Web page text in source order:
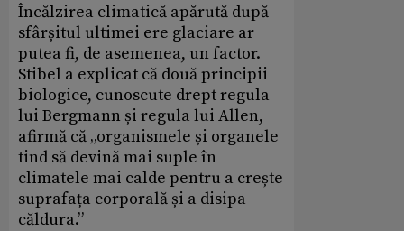
Încălzirea climatică apărută după
sfârșitul ultimei ere glaciare ar
putea fi, de asemenea, un factor.
Stibel a explicat că două principii
biologice, cunoscute drept regula
lui Bergmann și regula lui Allen,
afirmă că „organismele și organele
tind să devină mai suple în
climatele mai calde pentru a crește
suprafața corporală și a disipa
căldura.”